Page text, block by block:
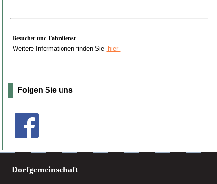
Besucher und Fahrdienst
Weitere Informationen finden Sie-hier-
Folgen Sie uns
Dorfgemeinschaft